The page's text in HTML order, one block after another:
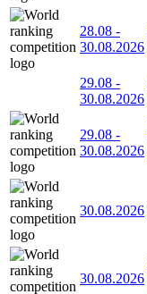
28.08 -
30.08.2026
29.08 -
30.08.2026
29.08 -
30.08.2026
30.08.2026
30.08.2026